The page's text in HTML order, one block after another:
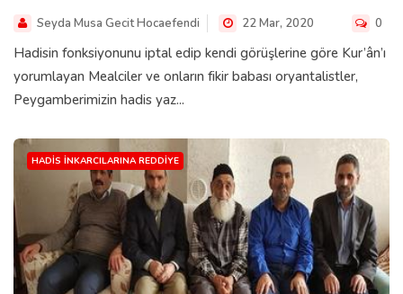
Seyda Musa Gecit Hocaefendi 22 Mar, 2020 0
Hadisin fonksiyonunu iptal edip kendi görüşlerine göre Kur’ân’ı
yorumlayan Mealciler ve onların fikir babası oryantalistler,
Peygamberimizin hadis yaz...
HADIS İNKARCILARINA REDDIYE